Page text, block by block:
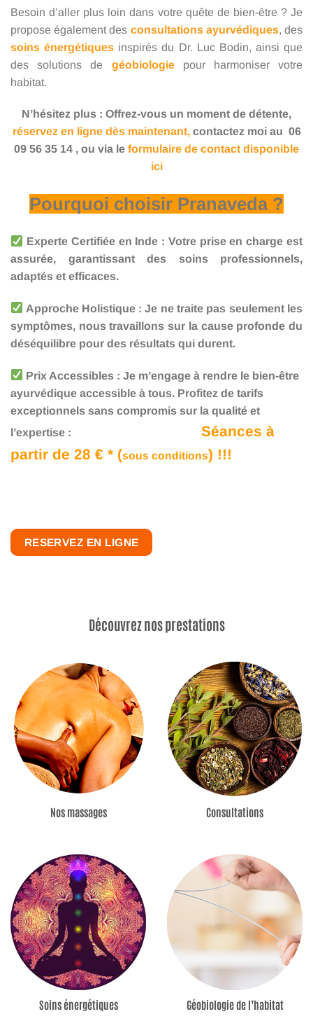
Besoin d’aller plus loin dans votre quête de bien-être ? Je
propose également des consultations ayurvédiques, des
soins énergétiques inspirés du Dr. Luc Bodin, ainsi que
des solutions de géobiologiepour harmoniser votre
habitat.
N’hésitez plus : Offrez-vous un moment de détente,
réservez en ligne dès maintenant, contactez moi au 06
09 56 35 14 , ou via le formulaire de contact disponible
ici
Pourquoi choisir Pranaveda ?
Experte Certifiée en Inde : Votre prise en charge est
assurée, garantissant des soins professionnels,
adaptés et efficaces.
Approche Holistique : Je ne traite pas seulement les
symptômes, nous travaillons sur la cause profonde du
déséquilibre pour des résultats qui durent.
Prix Accessibles : Je m’engage à rendre le bien-être
ayurvédique accessible à tous. Profitez de tarifs
exceptionnels sans compromis sur la qualité et
l’expertise :
Séances à
partir de 28 € * (sous conditions) !!!
RESERVEZ EN LIGNE
Découvrez nos prestations
Nos massages Consultations
Soins énergétiques Géobiologie de l’habitat